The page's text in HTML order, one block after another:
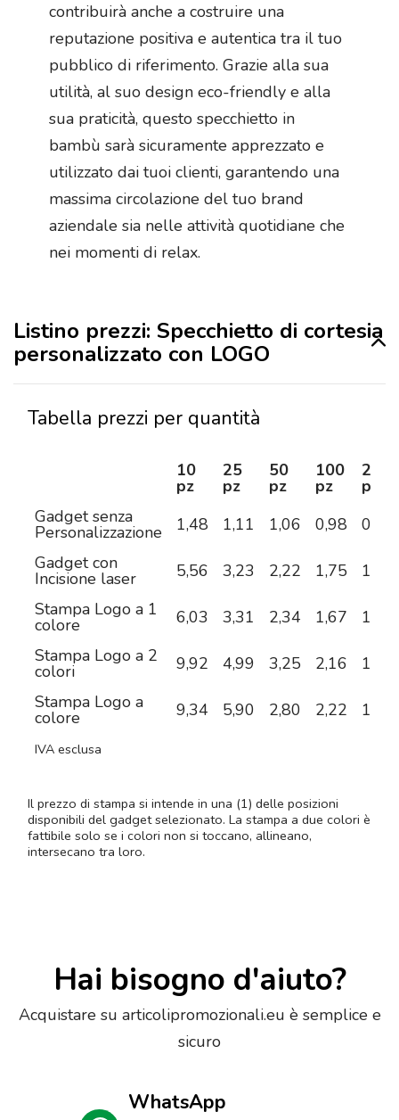
contribuirà anche a costruire una
reputazione positiva e autentica tra il tuo
pubblico di riferimento. Grazie alla sua
utilità, al suo design eco-friendly e alla
sua praticità, questo specchietto in
bambù sarà sicuramente apprezzato e
utilizzato dai tuoi clienti, garantendo una
massima circolazione del tuo brand
aziendale sia nelle attività quotidiane che
nei momenti di relax.
Listino prezzi: Specchietto di cortesia
personalizzato con LOGO
Tabella prezzi per quantità
10
pz
25
pz
50
pz
100
pz
250
pz
Gadget senza
Personalizzazione 1,48 1,11 1,06 0,98
0,93
Gadget con
Incisione laser 5,56 3,23 2,22 1,75
1,48
Stampa Logo a 1
colore 6,03 3,31 2,34 1,67
1,31
Stampa Logo a 2
colori 9,92 4,99 3,25 2,16
1,57
Stampa Logo a
colore 9,34 5,90 2,80 2,22 1,88
IVA esclusa
Il prezzo di stampa si intende in una (1) delle posizioni
disponibili del gadget selezionato. La stampa a due colori è
fattibile solo se i colori non si toccano, allineano,
intersecano tra loro.
Hai bisogno d'aiuto?
Acquistare su articolipromozionali.eu è semplice e
sicuro
WhatsApp